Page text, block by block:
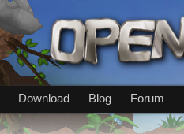
Download Blog Forum